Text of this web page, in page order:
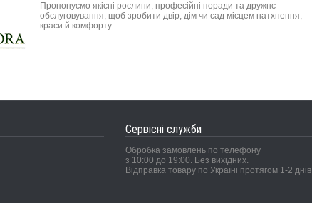
Пропонуємо якісні рослини, професійні поради та дружнє
обслуговування, щоб зробити двір, дім чи сад місцем натхнення,
краси й комфорту
Сервісні служби
Обробка замовлень по телефону
з 10:00 до 19:00. Без вихідних.
Відправка товару по Україні протягом 1-2 днів